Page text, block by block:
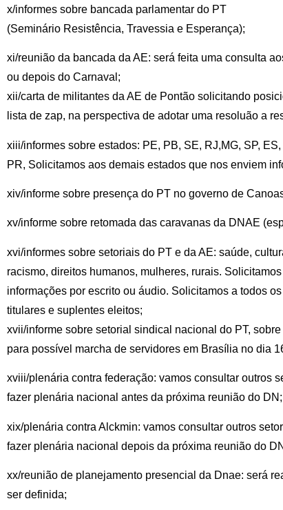
x/informes sobre bancada parlamentar do PT
(Seminário Resistência, Travessia e Esperança);
xi/reunião da bancada da AE: será feita uma consulta
ou depois do Carnaval;
xii/carta de militantes da AE de Pontão solicitando
lista de zap, na perspectiva de adotar uma resoluão a
xiii/informes sobre estados: PE, PB, SE, RJ,MG, SP,
PR, Solicitamos aos demais estados que nos enviem
xiv/informe sobre presença do PT no governo de
xv/informe sobre retomada das caravanas da DNAE
xvi/informes sobre setoriais do PT e da AE: saúde,
racismo, direitos humanos, mulheres, rurais.
informações por escrito ou áudio. Solicitamos a todos
titulares e suplentes eleitos;
xvii/informe sobre setorial sindical nacional do PT,
para possível marcha de servidores em Brasília no dia
xviii/plenária contra federação: vamos consultar outros
fazer plenária nacional antes da próxima reunião do DN;
xix/plenária contra Alckmin: vamos consultar outros
fazer plenária nacional depois da próxima reunião do
xx/reunião de planejamento presencial da Dnae: será
ser definida;